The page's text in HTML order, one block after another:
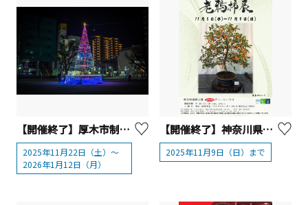
【開催終了】厚木市制70周年記念 あつぎウィンターフェスティバル ウィンターイルミネーション【厚木市】
2025年11月22日（土）～
2026年1月12日（月）
【開催終了】神奈川県立相模原公園「老鴉柿展」【相模原市】
2025年11月9日（日）まで